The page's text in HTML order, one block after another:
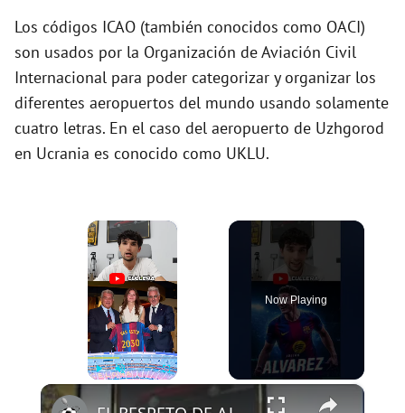
Los códigos ICAO (también conocidos como OACI)
son usados por la Organización de Aviación Civil
Internacional para poder categorizar y organizar los
diferentes aeropuertos del mundo usando solamente
cuatro letras. En el caso del aeropuerto de Uzhgorod
en Ucrania es conocido como UKLU.
×
Now Playing
×